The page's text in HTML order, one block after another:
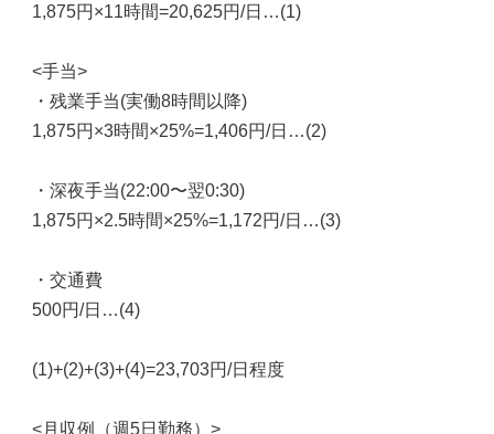
1,875円×11時間=20,625円/日…(1)
<手当>
・残業手当(実働8時間以降)
1,875円×3時間×25%=1,406円/日…(2)
・深夜手当(22:00〜翌0:30)
1,875円×2.5時間×25%=1,172円/日…(3)
・交通費
500円/日…(4)
(1)+(2)+(3)+(4)=23,703円/日程度
<月収例（週5日勤務）>